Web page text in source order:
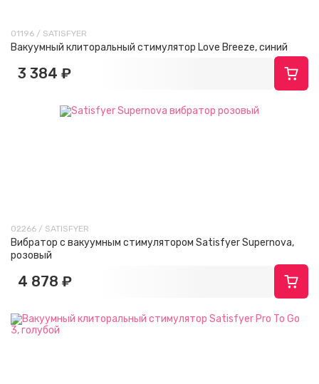
01196 / SATISFYER
Вакуумный клиторальный стимулятор Love Breeze, синий
3 384 ₽
02266 / SATISFYER
Вибратор с вакуумным стимулятором Satisfyer Supernova,
розовый
4 878 ₽